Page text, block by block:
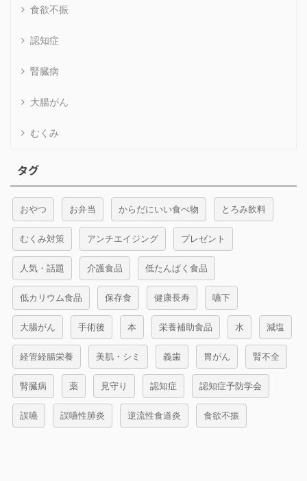
食欲不振
認知症
腎臓病
大腸がん
むくみ
タグ
おやつ お弁当 からだにいい食べ物 とろみ飲料
むくみ対策 アンチエイジング プレゼント
人気・話題 介護食品 低たんぱく食品
低カリウム食品 保存食 健康長寿 嚥下
大腸がん 手術後 本 栄養補助食品 水 減塩
経管経腸栄養 美肌・シミ 義歯 胃がん 腎不全
腎臓病 薬 見守り 認知症 認知症予防学会
誤嚥 誤嚥性肺炎 逆流性食道炎 食欲不振